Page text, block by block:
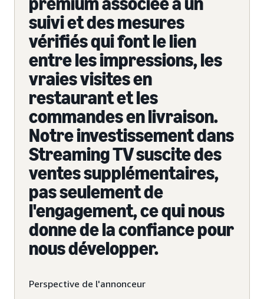
suivi et des mesures
vérifiés qui font le lien
entre les impressions, les
vraies visites en
restaurant et les
commandes en livraison.
Notre investissement dans
Streaming TV suscite des
ventes supplémentaires,
pas seulement de
l'engagement, ce qui nous
donne de la confiance pour
nous développer.
Perspective de l'annonceur